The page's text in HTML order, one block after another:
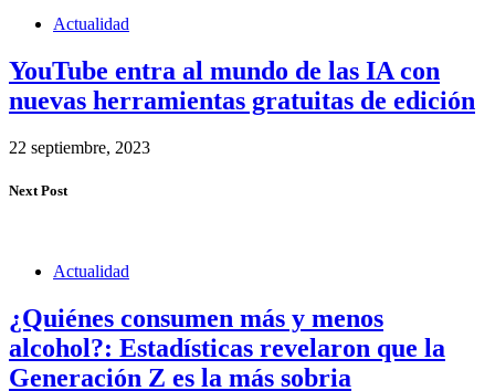
Actualidad
YouTube entra al mundo de las IA con
nuevas herramientas gratuitas de edición
22 septiembre, 2023
Next Post
Actualidad
¿Quiénes consumen más y menos
alcohol?: Estadísticas revelaron que la
Generación Z es la más sobria